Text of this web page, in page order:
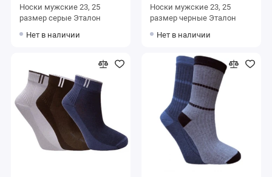
Носки мужские 23, 25
размер серые Эталон
Нет в наличии
Носки мужские 23, 25
размер черные Эталон
Нет в наличии